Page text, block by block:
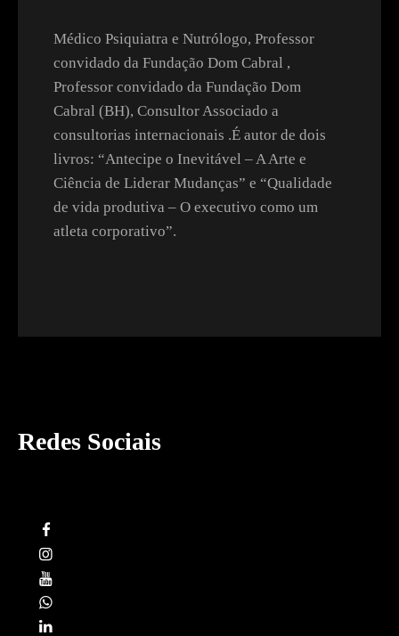
Médico Psiquiatra e Nutrólogo, Professor
convidado da Fundação Dom Cabral ,
Professor convidado da Fundação Dom
Cabral (BH), Consultor Associado a
consultorias internacionais .É autor de dois
livros: “Antecipe o Inevitável – A Arte e
Ciência de Liderar Mudanças” e “Qualidade
de vida produtiva – O executivo como um
atleta corporativo”.
Redes Sociais